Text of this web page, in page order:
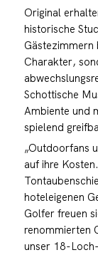
Original
historische
Gästezimmern
Charakter,
Schottische
Ambiente und
spielend
„Outdoorfans
auf ihre
hoteleigenen
Golfer freuen
renommierten
unser 18-